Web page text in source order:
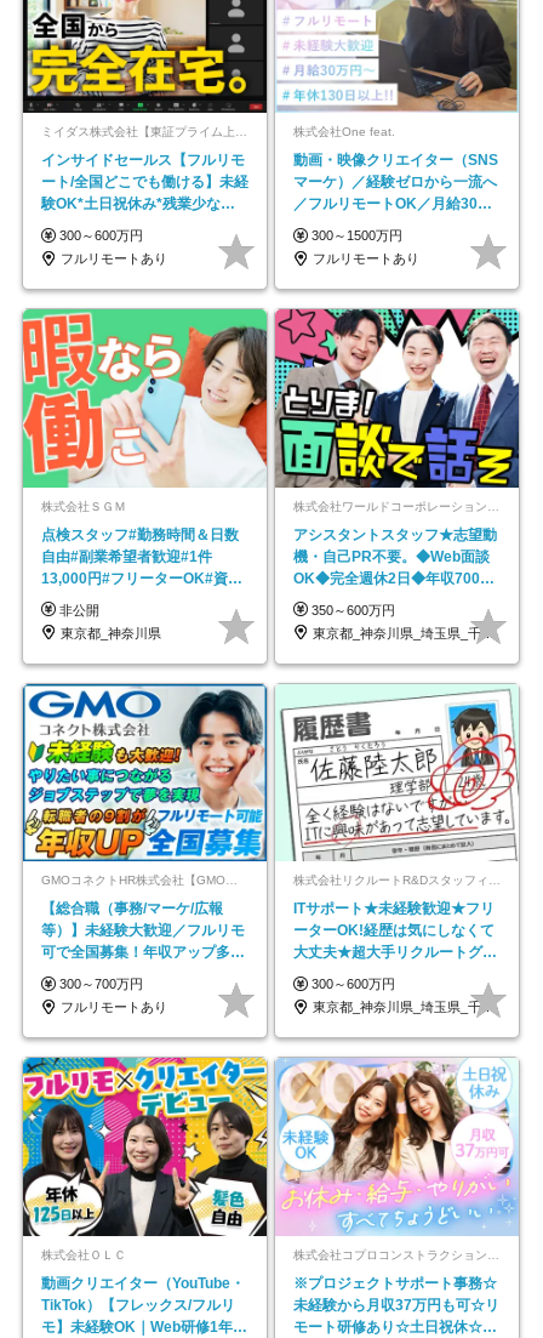
ミイダス株式会社【東証プライム上場パーソルグループ】
インサイドセールス【フルリモ
ート/全国どこでも働ける】未経
験OK*土日祝休み*残業少なめ*
在宅勤務手当あり
300～600万円
フルリモートあり
株式会社One feat.
動画・映像クリエイター（SNS
マーケ）／経験ゼロから一流へ
／フルリモートOK／月給30万
円～／年休130日以上
300～1500万円
フルリモートあり
株式会社ＳＧＭ
点検スタッフ#勤務時間＆日数
自由#副業希望者歓迎#1件
13,000円#フリーターOK#資格
スキル不要
非公開
東京都_神奈川県
アシスタントスタッフ★志望動
機・自己PR不要。◆Web面談
OK◆完全週休2日◆年収700万
円可/p13
350～600万円
東京都_神奈川県_埼玉県_千葉県_大阪府…
GMOコネクトHR株式会社【GMOインターネットグループ】
【総合職（事務/マーケ/広報
等）】未経験大歓迎／フルリモ
可で全国募集！年収アップ多数
★年休最大130日★
300～700万円
フルリモートあり
ITサポート★未経験歓迎★フリ
ーターOK!経歴は気にしなくて
大丈夫★超大手リクルートグル
ープの正社員/sg
300～600万円
東京都_神奈川県_埼玉県_千葉県_大阪府…
株式会社ＯＬＣ
動画クリエイター（YouTube・
TikTok）【フレックス/フルリ
モ】未経験OK｜Web研修1年間
※プロジェクトサポート事務☆
未経験から月収37万円も可☆リ
モート研修あり☆土日祝休☆20